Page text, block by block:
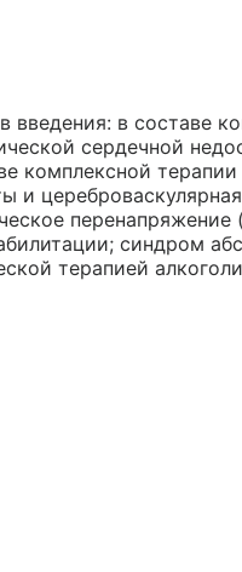
введения: в составе
сердечной
комплексной
и
синдром
терапией